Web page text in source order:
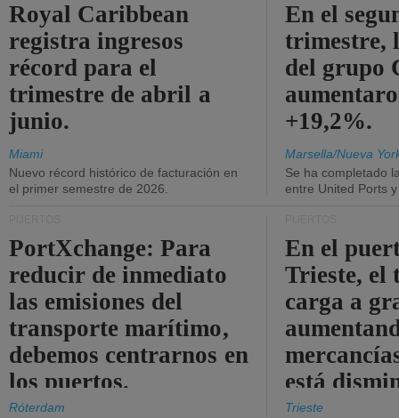
Royal Caribbean
registra ingresos
récord para el
trimestre de abril a
junio.
Miami
Nuevo récord histórico de facturación en
el primer semestre de 2026.
En el
trimestre,
del grupo
+19,2%.
Marsella/Nueva
Se ha completado
entre United Ports
PortXchange: Para
reducir de inmediato
las emisiones del
transporte marítimo,
debemos centrarnos en
los puertos.
Róterdam
En el
Trieste, el
carga a
está
Trieste